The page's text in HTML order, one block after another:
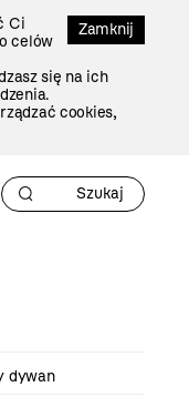
Zamknij
Ci
celów
się na ich
cookies,
dywan